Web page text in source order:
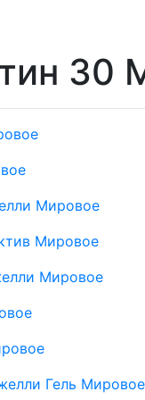
30
Мировое
Мировое
Мировое
Гель Мировое